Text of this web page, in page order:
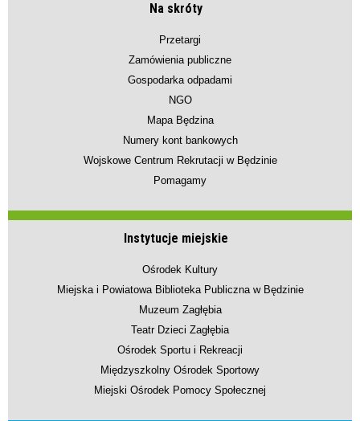
Na skróty
Przetargi
Zamówienia publiczne
Gospodarka odpadami
NGO
Mapa Będzina
Numery kont bankowych
Wojskowe Centrum Rekrutacji w Będzinie
Pomagamy
Instytucje miejskie
Ośrodek Kultury
Miejska i Powiatowa Biblioteka Publiczna w Będzinie
Muzeum Zagłębia
Teatr Dzieci Zagłębia
Ośrodek Sportu i Rekreacji
Międzyszkolny Ośrodek Sportowy
Miejski Ośrodek Pomocy Społecznej